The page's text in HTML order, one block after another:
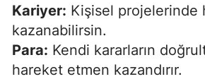
Kariyer: Kişisel projelerinde
kazanabilirsin.
Para: Kendi kararların
hareket etmen kazandırır.